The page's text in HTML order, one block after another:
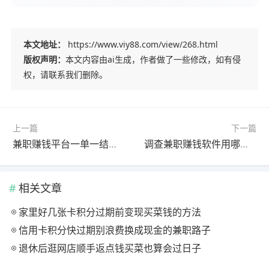
本文地址：
https://www.viy88.com/view/268.html
版权声明： 本文内容由ai生成，作者做了一些修改，如有侵
权，请联系我们删除。
上一篇
兼职赚钱平台一单一结，这三个平台都非常不错
下一篇
调查兼职赚钱软件用哪款好？最好最值得做的三个app分享
相关文章
家里好几张卡积分过期前变现买菜钱的方法
信用卡积分快过期别浪费换成现金的兼职路子
退休后逛网店顺手返点钱买菜也算会过日子